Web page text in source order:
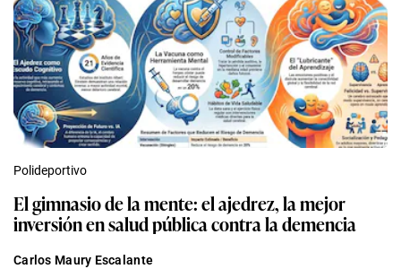
Polideportivo
El gimnasio de la mente: el ajedrez, la mejor
inversión en salud pública contra la demencia
Carlos Maury Escalante